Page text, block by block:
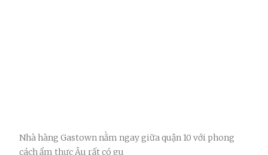
Nhà hàng Gastown nằm ngay giữa quận 10 với phong
cách ẩm thực Âu rất có gu